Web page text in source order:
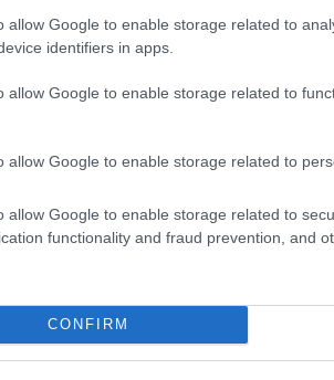
allow Google to enable storage related to
identifiers in apps.
allow Google to enable storage related to
allow Google to enable storage related to
allow Google to enable storage related to
functionality and fraud prevention, and
CONFIRM